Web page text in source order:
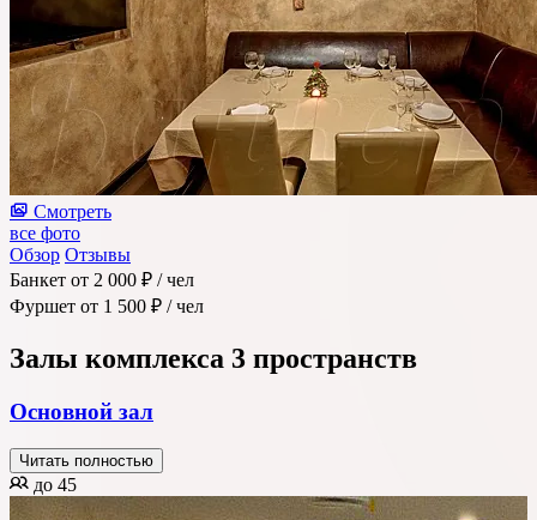
Смотреть
все фото
Обзор Отзывы
Банкет от 2 000 ₽ / чел
Фуршет от 1 500 ₽ / чел
Залы комплекса 3 пространств
Основной зал
Читать полностью
до 45